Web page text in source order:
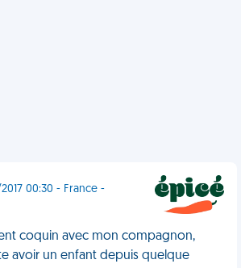
00:30 - France -
coquin avec mon compagnon,
avoir un enfant depuis quelque